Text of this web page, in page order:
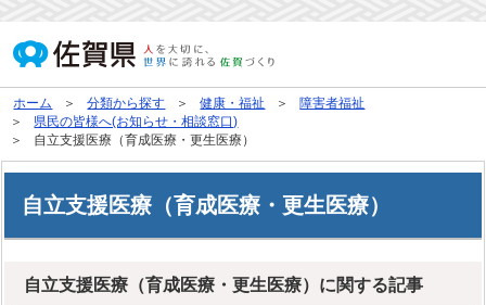
ホーム 分類から探す 健康・福祉
障害者福祉
県民の皆様へ(お知らせ・相談窓口)
自立支援医療（育成医療・更生医療）
自立支援医療（育成医療・更生医療）
自立支援医療（育成医療・更生医療）に関する記事